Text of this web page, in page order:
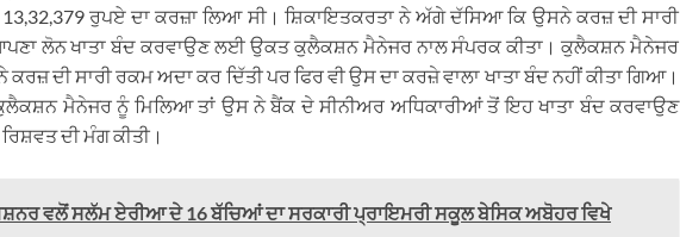
ਰੁਪਏ ਦਾ ਕਰਜ਼ਾ ਲਿਆ ਸੀ। ਸ਼ਿਕਾਇਤਕਰਤਾ ਨੇ ਅੱਗੇ ਦੱਸਿਆ ਕਿ ਉਸਨੇ ਕਰਜ਼ ਦੀ ਸਾਰੀ
ਲੋਨ ਖਾਤਾ ਬੰਦ ਕਰਵਾਉਣ ਲਈ ਉਕਤ ਕੁਲੈਕਸ਼ਨ ਮੈਨੇਜਰ ਨਾਲ ਸੰਪਰਕ ਕੀਤਾ। ਕੁਲੈਕਸ਼ਨ ਮੈਨੇਜਰ
ਦੀ ਸਾਰੀ ਰਕਮ ਅਦਾ ਕਰ ਦਿੱਤੀ ਪਰ ਫਿਰ ਵੀ ਉਸ ਦਾ ਕਰਜ਼ੇ ਵਾਲਾ ਖਾਤਾ ਬੰਦ ਨਹੀਂ ਕੀਤਾ ਗਿਆ।
ਮੈਨੇਜਰ ਨੂੰ ਮਿਲਿਆ ਤਾਂ ਉਸ ਨੇ ਬੈਂਕ ਦੇ ਸੀਨੀਅਰ ਅਧਿਕਾਰੀਆਂ ਤੋਂ ਇਹ ਖਾਤਾ ਬੰਦ ਕਰਵਾਉਣ
ਦੀ ਮੰਗ ਕੀਤੀ।
ਵਲੋਂ ਸਲੱਮ ਏਰੀਆ ਦੇ 16 ਬੱਚਿਆਂ ਦਾ ਸਰਕਾਰੀ ਪ੍ਰਾਇਮਰੀ ਸਕੂਲ ਬੇਸਿਕ ਅਬੋਹਰ ਵਿਖੇ